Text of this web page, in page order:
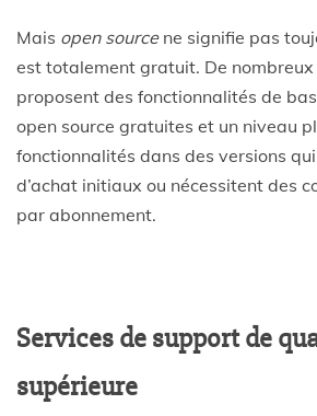
Mais open sourcene signifie pas
est totalement gratuit. De nombreux
proposent des fonctionnalités de
open source gratuites et un niveau
fonctionnalités dans des versions
d’achat initiaux ou nécessitent des
par abonnement.
Services de support de
supérieure